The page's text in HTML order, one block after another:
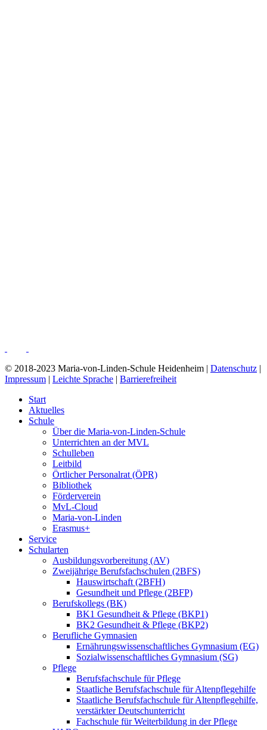
© 2018-2023 Maria-von-Linden-Schule Heidenheim | Datenschutz |
Impressum | Leichte Sprache | Barrierefreiheit
Start
Aktuelles
Schule
Über die Maria-von-Linden-Schule
Unterrichten an der MVL
Schulleben
Leitbild
Örtlicher Personalrat (ÖPR)
Bibliothek
Förderverein
MvL-Cloud
Maria-von-Linden
Erasmus+
Service
Schularten
Ausbildungsvorbereitung (AV)
Zweijährige Berufsfachschulen (2BFS)
Hauswirtschaft (2BFH)
Gesundheit und Pflege (2BFP)
Berufskollegs (BK)
BK1 Gesundheit & Pflege (BKP1)
BK2 Gesundheit & Pflege (BKP2)
Berufliche Gymnasien
Ernährungswissenschaftliches Gymnasium (EG)
Sozialwissenschaftliches Gymnasium (SG)
Pflege
Berufsfachschule für Pflege
Staatliche Berufsfachschule für Altenpflegehilfe
Staatliche Berufsfachschule für Altenpflegehilfe,
verstärkter Deutschunterricht
Fachschule für Weiterbildung in der Pflege